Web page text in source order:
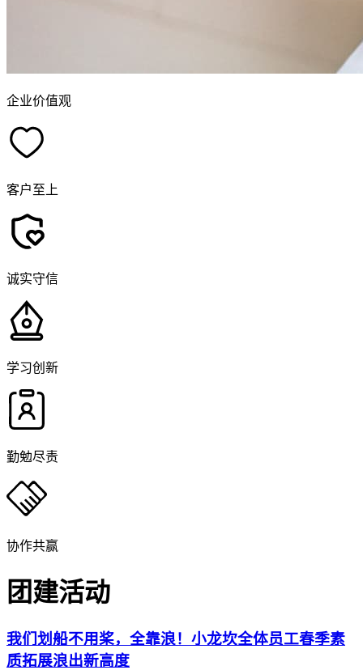
企业价值观
客户至上
诚实守信
学习创新
勤勉尽责
协作共赢
团建活动
我们划船不用桨，全靠浪！小龙坎全体员工春季素
质拓展浪出新高度